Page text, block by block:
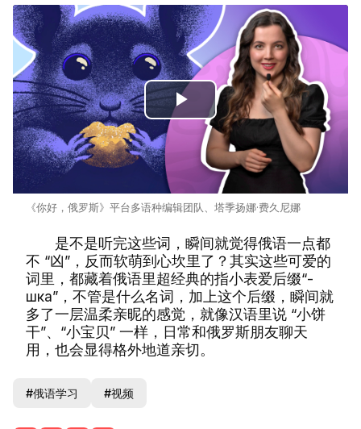
Play
Video
《你好，俄罗斯》平台多语种编辑团队、塔季扬娜·费久尼娜
是不是听完这些词，瞬间就觉得俄语一点都
不 “凶”，反而软萌到心坎里了？ 其实这些可爱的
词里，都藏着俄语里超经典的指小表爱后缀“-
шка”，不管是什么名词，加上这个后缀，瞬间就
多了一层温柔亲昵的感觉，就像汉语里说 “小饼
干”、“小宝贝” 一样，日常和俄罗斯朋友聊天
用，也会显得格外地道亲切。
#俄语学习 #视频